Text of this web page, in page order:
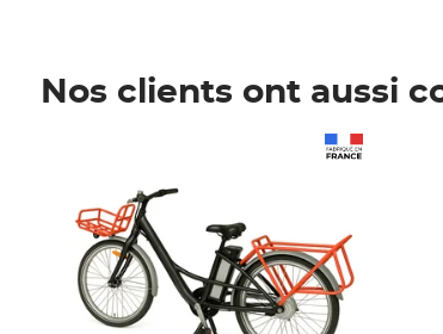
Nos clients ont aussi